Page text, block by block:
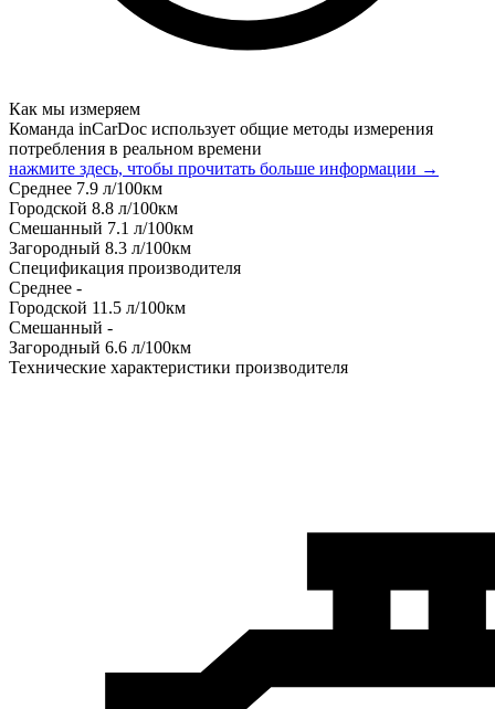
Как мы измеряем
Команда inCarDoc использует общие методы измерения
потребления в реальном времени
нажмите здесь, чтобы прочитать больше информации →
Среднее 7.9 л/100км
Городской 8.8 л/100км
Смешанный 7.1 л/100км
Загородный 8.3 л/100км
Спецификация производителя
Среднее -
Городской 11.5 л/100км
Смешанный -
Загородный 6.6 л/100км
Технические характеристики производителя